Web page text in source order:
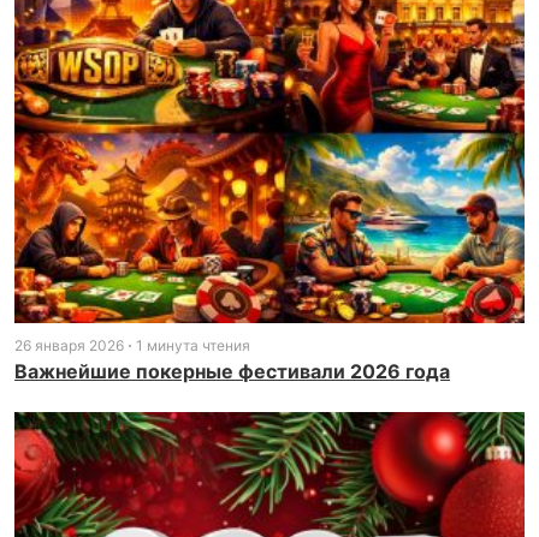
26 января 2026 1 минута чтения
Важнейшие покерные фестивали 2026 года